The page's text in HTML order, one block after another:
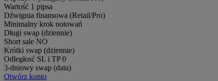
Wartość 1 pipsa
Dźwignia finansowa (Retail/Pro)
Minimalny krok notowań
Długi swap (dziennie)
Short sale NO
Krótki swap (dziennie)
Odległosć SL i TP 0
3-dniowy swap (data)
Otwórz konto